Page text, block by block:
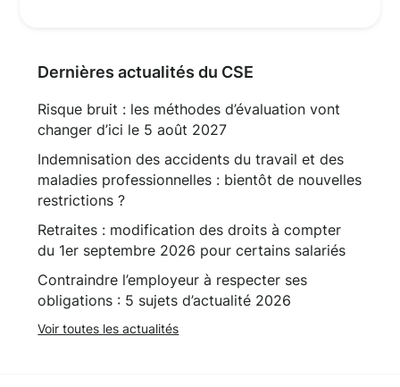
Dernières actualités du CSE
Risque bruit : les méthodes d’évaluation vont
changer d’ici le 5 août 2027
Indemnisation des accidents du travail et des
maladies professionnelles : bientôt de nouvelles
restrictions ?
Retraites : modification des droits à compter
du 1er septembre 2026 pour certains salariés
Contraindre l’employeur à respecter ses
obligations : 5 sujets d’actualité 2026
Voir toutes les actualités